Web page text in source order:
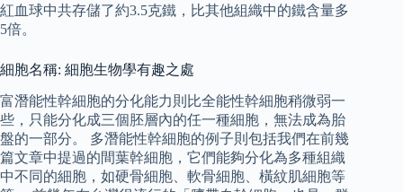
紅血球中共存儲了約3.5克鐵，比其他組織中的鐵含量多
5倍。
細胞名稱: 細胞生物學有趣之處
富潛能性幹細胞的分化能力則比全能性幹細胞稍微弱一
些，只能分化成三個胚層內的任一種細胞，無法成為胎
盤的一部分。 多潛能性幹細胞的例子則包括我們在前幾
篇文章中提過的間葉幹細胞，它們能夠分化為多種組織
中不同的細胞，如硬骨細胞、軟骨細胞、橫紋肌細胞等